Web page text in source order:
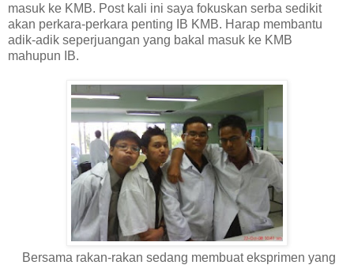
masuk ke KMB. Post kali ini saya fokuskan serba sedikit
akan perkara-perkara penting IB KMB. Harap membantu
adik-adik seperjuangan yang bakal masuk ke KMB
mahupun IB.
Bersama rakan-rakan sedang membuat eksprimen yang